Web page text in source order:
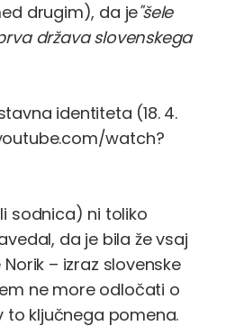
drugim), da je"šele
država slovenskega
identiteta (18. 4.
watch?
sodnica) ni toliko
da je bila že vsaj
– izraz slovenske
ne more odločati o
to ključnega pomena.